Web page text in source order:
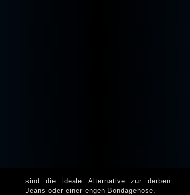
sind die ideale Alternative zur derben
Jeans oder einer engen Bondagehose.